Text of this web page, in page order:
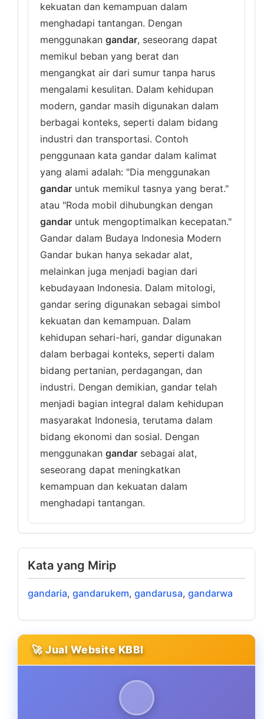
kekuatan dan kemampuan dalam
menghadapi tantangan. Dengan
menggunakan gandar, seseorang dapat
memikul beban yang berat dan
mengangkat air dari sumur tanpa harus
mengalami kesulitan. Dalam kehidupan
modern, gandar masih digunakan dalam
berbagai konteks, seperti dalam bidang
industri dan transportasi. Contoh
penggunaan kata gandar dalam kalimat
yang alami adalah: "Dia menggunakan
gandar untuk memikul tasnya yang berat."
atau "Roda mobil dihubungkan dengan
gandar untuk mengoptimalkan kecepatan."
Gandar dalam Budaya Indonesia Modern
Gandar bukan hanya sekadar alat,
melainkan juga menjadi bagian dari
kebudayaan Indonesia. Dalam mitologi,
gandar sering digunakan sebagai simbol
kekuatan dan kemampuan. Dalam
kehidupan sehari-hari, gandar digunakan
dalam berbagai konteks, seperti dalam
bidang pertanian, perdagangan, dan
industri. Dengan demikian, gandar telah
menjadi bagian integral dalam kehidupan
masyarakat Indonesia, terutama dalam
bidang ekonomi dan sosial. Dengan
menggunakan gandar sebagai alat,
seseorang dapat meningkatkan
kemampuan dan kekuatan dalam
menghadapi tantangan.
Kata yang Mirip
gandaria, gandarukem, gandarusa, gandarwa
🚀 Jual Website KBBI